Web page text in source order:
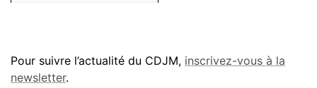
Pour suivre l’actualité du CDJM, inscrivez-vous à la
newsletter.